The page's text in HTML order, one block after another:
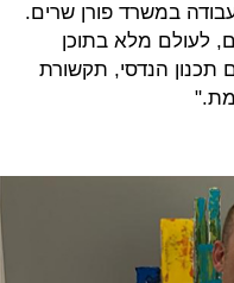
במשרד פורן שרים.
לעולם מלא בתוכן
תכנון הנדסי, תקשורת